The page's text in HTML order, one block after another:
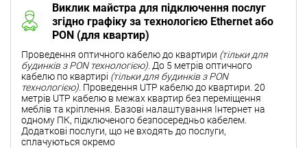
Виклик майстра для підключення послуг
згідно графіку за технологією Ethernet або
PON (для квартир)
Проведення оптичного кабелю до квартири (тільки для
будинків з PON технологією). До 5 метрів оптичного
кабелю по квартирі (тільки для будинків з PON
технологією). Проведення UTP кабелю до квартири. 20
метрів UTP кабелю в межах квартир без переміщення
меблів та кріплення. Базові налаштування Інтернет на
одному ПК, підключеного безпосередньо кабелем.
Додаткові послуги, що не входять до послуги,
сплачуються окремо